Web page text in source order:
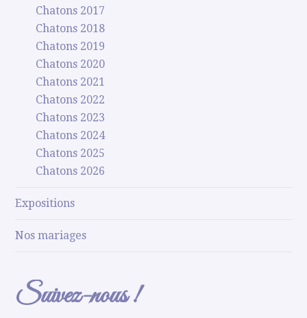
Chatons 2017
Chatons 2018
Chatons 2019
Chatons 2020
Chatons 2021
Chatons 2022
Chatons 2023
Chatons 2024
Chatons 2025
Chatons 2026
Expositions
Nos mariages
Suivez-nous !